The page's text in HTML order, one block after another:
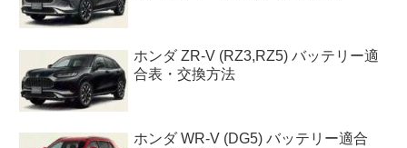
ホンダ ZR-V (RZ3,RZ5) バッテリー適
合表・交換方法
ホンダ WR-V (DG5) バッテリー適合